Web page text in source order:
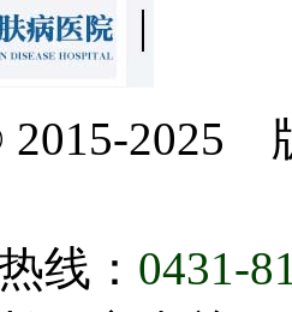
2015-2025
线： 0431-